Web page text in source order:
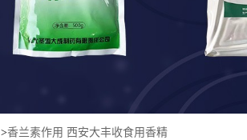
>香兰素作用 西安大丰收食用香精